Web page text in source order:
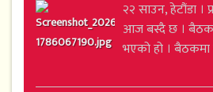
२२ साउन, हेटौंडा ।
आज बस्दै छ । बैठक
भएको हो । बैठकमा